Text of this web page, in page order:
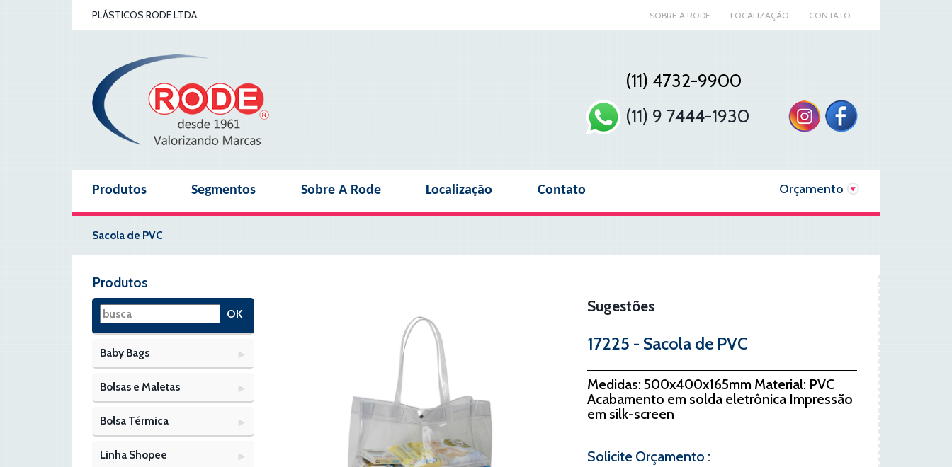
PLÁSTICOS RODE LTDA. SOBRE A RODE LOCALIZAÇÃO CONTATO
(11) 4732-9900
(11) 9 7444-1930
Produtos Segmentos Sobre A Rode Localização Contato Orçamento
Sacola de PVC
Produtos
Baby Bags
Bolsas e Maletas
Bolsa Térmica
Linha Shopee
Sugestões
17225 - Sacola de PVC
Medidas: 500x400x165mm Material: PVC
Acabamento em solda eletrônica Impressão
em silk-screen
Solicite Orçamento :